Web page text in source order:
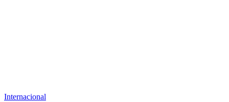
Internacional